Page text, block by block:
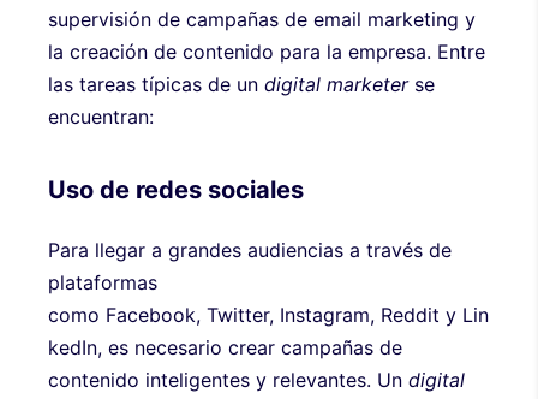
supervisión de campañas de email marketing y
la creación de contenido para la empresa. Entre
las tareas típicas de un digital marketerse
encuentran:
Uso de redes sociales
Para llegar a grandes audiencias a través de
plataformas
como Facebook, Twitter, Instagram, Reddit y Lin
kedIn, es necesario crear campañas de
contenido inteligentes y relevantes. Un digital